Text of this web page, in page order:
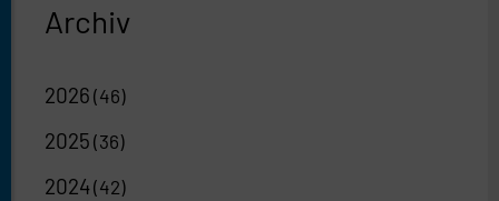
Archiv
2026 (46)
2025 (36)
2024 (42)